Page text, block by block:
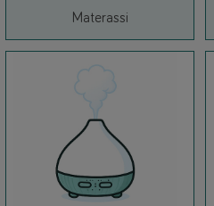
MaterassiLink